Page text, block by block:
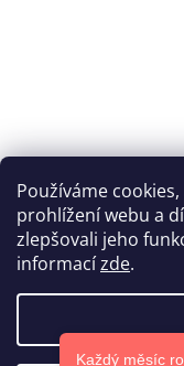
Používáme
prohlížení webu a
zlepšovali jeho
informacízde.
Každý měsíc